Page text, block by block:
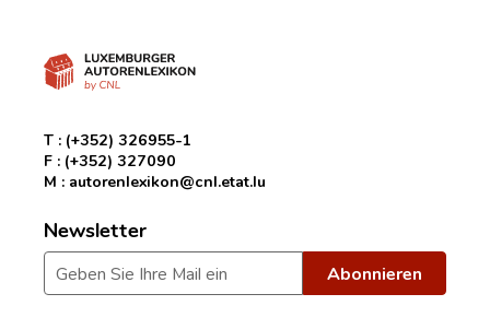
T : (+352) 326955-1
F : (+352) 327090
M : autorenlexikon@cnl.etat.lu
Newsletter